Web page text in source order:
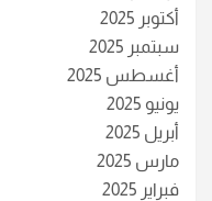
أكتوبر 2025
سبتمبر 2025
أغسطس 2025
يونيو 2025
أبريل 2025
مارس 2025
فبراير 2025